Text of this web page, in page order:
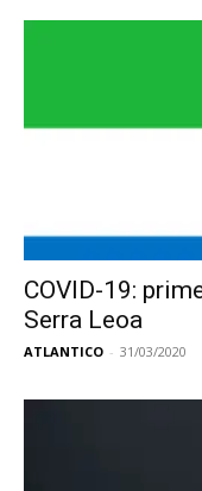
COVID-19:
Serra Leoa
ATLANTICO - 31/03/2020